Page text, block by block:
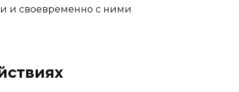
и своевременно с ними